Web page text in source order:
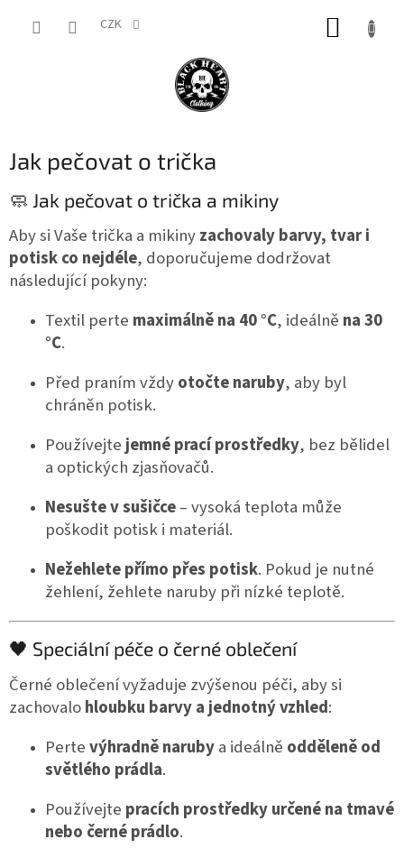
CZK
Jak pečovat o trička
🧼 Jak pečovat o trička a mikiny
Aby si Vaše trička a mikinyzachovaly barvy, tvar i
potisk co nejdéle, doporučujeme dodržovat
následující pokyny:
Textil perte maximálně na 40 °C, ideálně na 30
°C.
Před praním vždyotočte naruby, aby byl
chráněn potisk.
Používejtejemné prací prostředky, bez bělidel
a optických zjasňovačů.
Nesušte v sušičce– vysoká teplota může
poškodit potisk i materiál.
Nežehlete přímo přes potisk. Pokud je nutné
žehlení, žehlete naruby při nízké teplotě.
🖤 Speciální péče o černé oblečení
Černé oblečení vyžaduje zvýšenou péči, aby si
zachovalohloubku barvy a jednotný vzhled:
Pertevýhradně narubya ideálně odděleně od
světlého prádla.
Používejte pracích prostředky určené na tmavé
nebo černé prádlo.